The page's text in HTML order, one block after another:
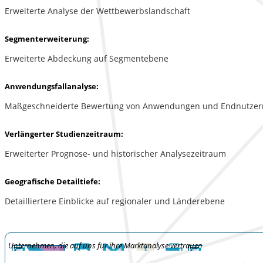
Erweiterte Analyse der Wettbewerbslandschaft
Segmenterweiterung:
Erweiterte Abdeckung auf Segmentebene
Anwendungsfallanalyse:
Maßgeschneiderte Bewertung von Anwendungen und
Verlängerter Studienzeitraum:
Erweiterter Prognose- und historischer Analysezeitraum
Geografische Detailtiefe:
Detailliertere Einblicke auf regionaler und Länderebene
Unternehmen, die auf uns für ihre Marktanalyse vertrauen